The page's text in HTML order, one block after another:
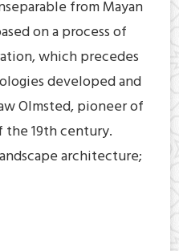
from Mayan
on a process of
which precedes
developed and
Olmsted, pioneer of
19th century.
architecture;